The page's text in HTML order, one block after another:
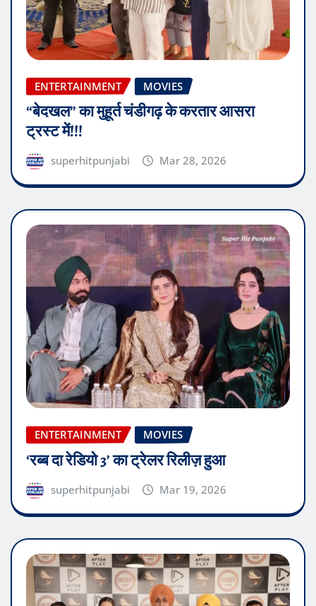
ENTERTAINMENT MOVIES
“बेदखल” का मुहूर्त चंडीगढ़ के करतार आसरा
ट्रस्ट में!!!
superhitpunjabi Mar 28, 2026
ENTERTAINMENT MOVIES
‘रब्ब दा रेडियो 3’ का ट्रेलर रिलीज़ हुआ
superhitpunjabi Mar 19, 2026